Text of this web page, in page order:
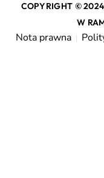
COPYRIGHT ©
W
Nota prawna